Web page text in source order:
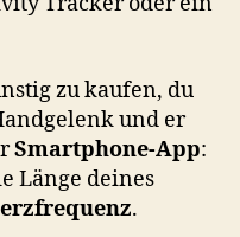
zu kaufen, du
und er
Smartphone-App:
Länge deines
.